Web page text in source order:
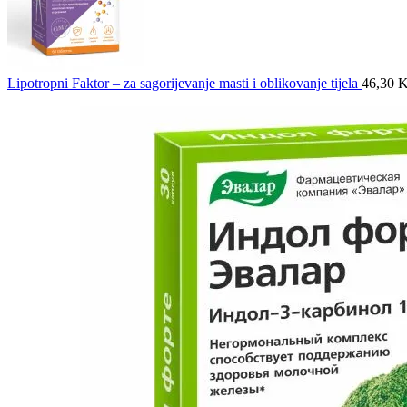
Lipotropni Faktor – za sagorijevanje masti i oblikovanje tijela 46,30